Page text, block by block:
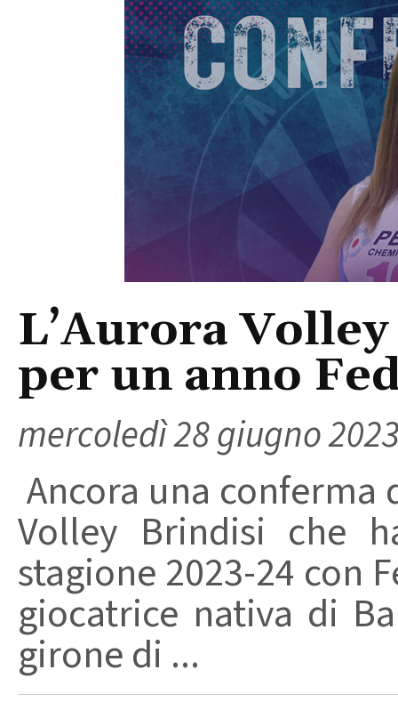
L’Aurora
per un anno
mercoledì 28 giugno
Ancora una conferma
Volley Brindisi che
stagione 2023-24 con
giocatrice nativa di
girone di ...